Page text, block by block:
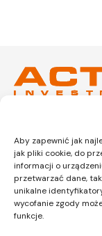
Aby zapewnić jak
jak pliki cookie, do
informacji o
przetwarzać dane,
unikalne
wycofanie zgody
funkcje.
Kraków
Siedziba
ul. Lipińskiego 3A
30-349 Kraków